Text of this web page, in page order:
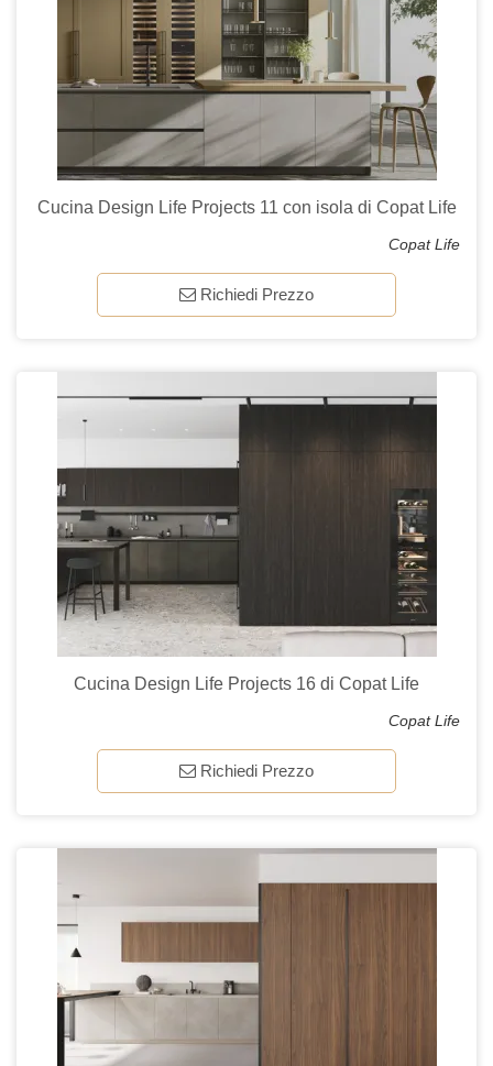
Cucina Design Life Projects 11 con isola di Copat Life
Copat Life
Richiedi Prezzo
Cucina Design Life Projects 16 di Copat Life
Copat Life
Richiedi Prezzo